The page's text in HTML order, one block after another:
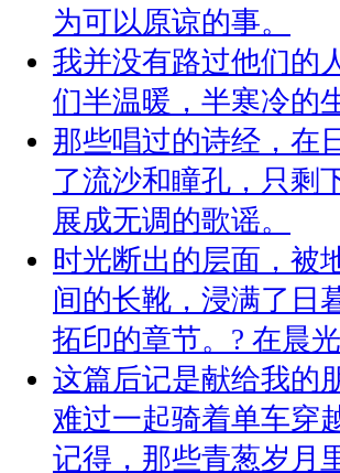
为可以原谅的事。
我并没有路过他们的
们半温暖，半寒冷的
那些唱过的诗经，在
了流沙和瞳孔，只剩
展成无调的歌谣。
时光断出的层面，被
间的长靴，浸满了日
拓印的章节。? 在晨
这篇后记是献给我的
难过一起骑着单车穿
记得，那些青葱岁月